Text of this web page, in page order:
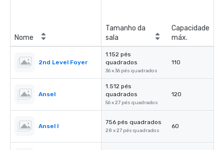
Nome
Tamanho da
sala
Capacidade
máx.
2nd Level Foyer
1.152 pés
quadrados
36 x 36 pés quadrados
110
Ansel
1.512 pés
quadrados
56 x 27 pés quadrados
120
Ansel I
756 pés quadrados
28 x 27 pés quadrados
60